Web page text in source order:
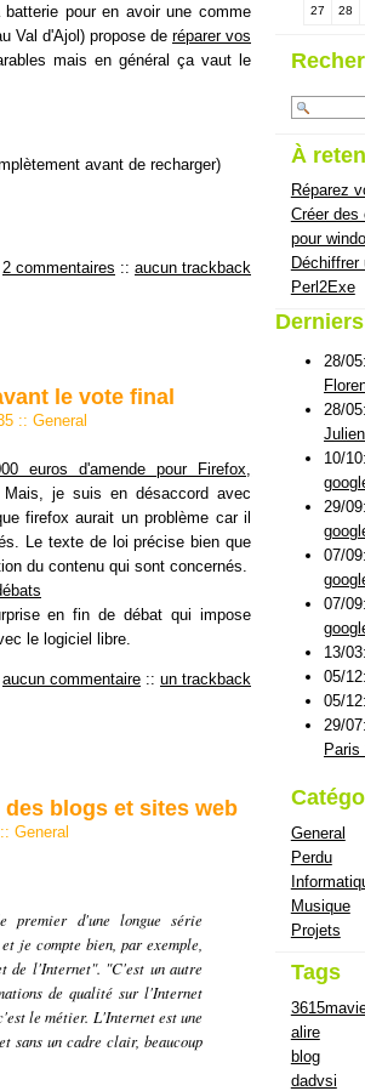
pour en avoir une comme
Val d'Ajol) propose de réparer vos
mais en général ça vaut le
avant de recharger)
2 commentaires :: aucun trackback
le vote final
:: General
euros d'amende pour Firefox,
je suis en désaccord avec
firefox aurait un problème car il
Le texte de loi précise bien que
du contenu qui sont concernés.
en fin de débat qui impose
le logiciel libre.
aucun commentaire :: un trackback
blogs et sites web
:: General
premier d'une longue série
je compte bien, par exemple,
de l'Internet". "C'est un autre
de qualité sur l'Internet
le métier. L'Internet est une
sans un cadre clair, beaucoup
27 28
À
Réparez
Créer des
pour
Perl2Exe
28/05:
28/05:
10/10:
29/09:
07/09:
07/09:
13/03:
05/12:
05/12:
29/07:
General
Perdu
Musique
Projets
Tags
alire
blog
dadvsi